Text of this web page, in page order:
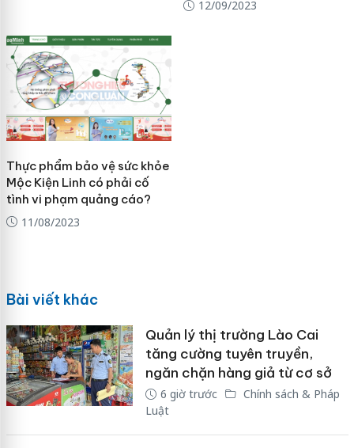
12/09/2023
Thực phẩm bảo vệ sức khỏe
Mộc Kiện Linh có phải cố
tình vi phạm quảng cáo?
11/08/2023
Bài viết khác
Quản lý thị trường Lào Cai
tăng cường tuyên truyền,
ngăn chặn hàng giả từ cơ sở
6 giờ trước
Chính sách & Pháp
Luật